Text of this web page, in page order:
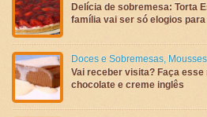
Delícia de sobremesa: Torta
família vai ser só elogios
Doces e Sobremesas, Mousses
Vai receber visita? Faça
chocolate e creme inglês